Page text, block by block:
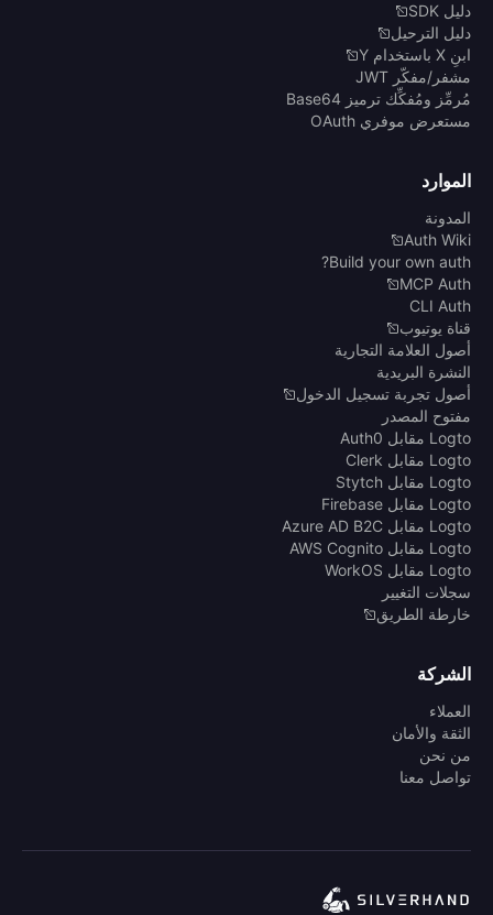
دليل SDK
دليل الترحيل
ابنِ X باستخدام Y
مشفر/مفكّر JWT
مُرمِّز ومُفكِّك ترميز Base64
مستعرض موفري OAuth
الموارد
المدونة
Auth Wiki
Build your own auth?
MCP Auth
CLI Auth
قناة يوتيوب
أصول العلامة التجارية
النشرة البريدية
أصول تجربة تسجيل الدخول
مفتوح المصدر
Logto مقابل Auth0
Logto مقابل Clerk
Logto مقابل Stytch
Logto مقابل Firebase
Logto مقابل Azure AD B2C
Logto مقابل AWS Cognito
Logto مقابل WorkOS
سجلات التغيير
خارطة الطريق
الشركة
العملاء
الثقة والأمان
من نحن
تواصل معنا